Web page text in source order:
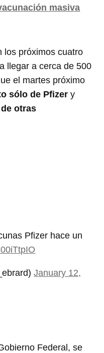
masiva
los próximos cuatro
llegar a cerca de 500
el martes próximo
sólo de Pfizer y
otras
Pfizer hace un
January 12,
Federal, se